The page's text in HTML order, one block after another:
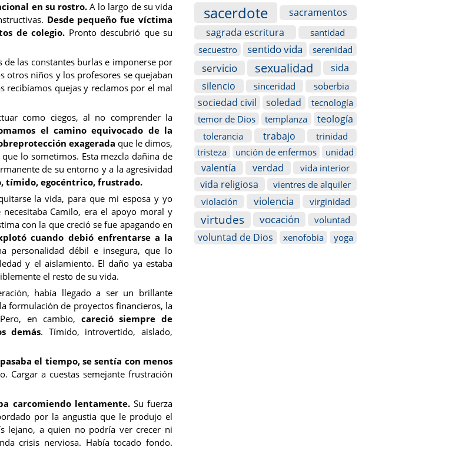
en su rostro.A lo largo de su vida
Desde pequeño fue víctima
de colegio. Pronto descubrió que su
de las constantes burlas e imponerse por
otros niños y los profesores se quejaban
recibíamos quejas y reclamos por el mal
como ciegos, al no comprender la
el camino equivocado de la
exagerada que le dimos,
lo sometimos. Esta mezcla dañina de
de su entorno y a la agresividad
tímido, egocéntrico, frustrado.
la vida, para que mi esposa y yo
Camilo, era el apoyo moral y
con la que creció se fue apagando en
cuando debió enfrentarse a la
personalidad débil e insegura, que lo
y el aislamiento. El daño ya estaba
el resto de su vida.
había llegado a ser un brillante
formulación de proyectos financieros, la
en cambio, careció siempre de
demás. Tímido, introvertido, aislado,
el tiempo, se sentía con menos
Cargar a cuestas semejante frustración
carcomiendo lentamente.Su fuerza
por la angustia que le produjo el
lejano, a quien no podría ver crecer ni
crisis nerviosa. Había tocado fondo.
sacerdote
sacramentos
sagrada escritura
santidad
secuestro
sentido vida serenidad
servicio sexualidad
sida
silencio
sinceridad soberbia
sociedad civil soledad
tecnología
temor de Dios
templanza teología
tolerancia trabajo
trinidad
tristeza
unción de enfermos unidad
valentía verdad vida interior
vida religiosa
vientres de alquiler
violación
violencia virginidad
virtudes vocación voluntad
voluntad de Dios xenofobia yoga